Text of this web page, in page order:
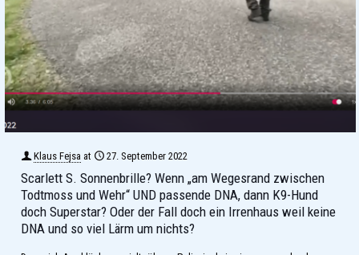
Klaus Fejsa at 27. September 2022
Scarlett S. Sonnenbrille? Wenn „am Wegesrand zwischen
Todtmoss und Wehr“ UND passende DNA, dann K9-Hund
doch Superstar? Oder der Fall doch ein Irrenhaus weil keine
DNA und so viel Lärm um nichts?